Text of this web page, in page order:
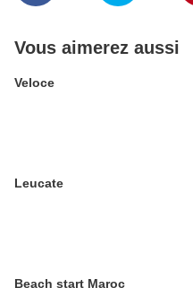
Vous aimerez aussi
Veloce
Leucate
Beach start Maroc